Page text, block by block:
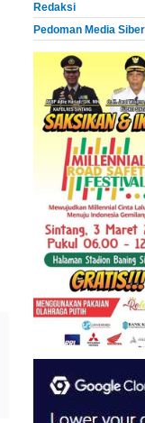
Redaksi
Pedoman Media Siber